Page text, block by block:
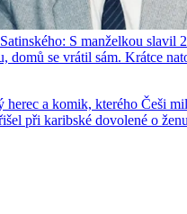
S manželkou slavil
domů se vrátil sám. Krátce
herec a komik, kterého Češi
při karibské dovolené o